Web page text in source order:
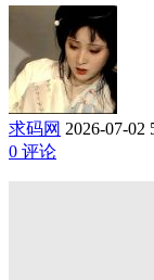
求码网 2026-07-02
0 评论